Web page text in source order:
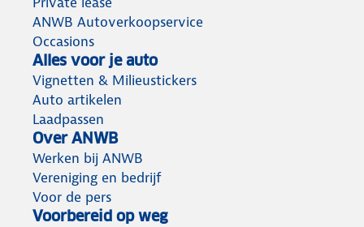
ANWB Autoverkoopservice
Occasions
Alles voor je auto
Vignetten & Milieustickers
Auto artikelen
Laadpassen
Over ANWB
Werken bij ANWB
Vereniging en bedrijf
Voor de pers
Voorbereid op weg